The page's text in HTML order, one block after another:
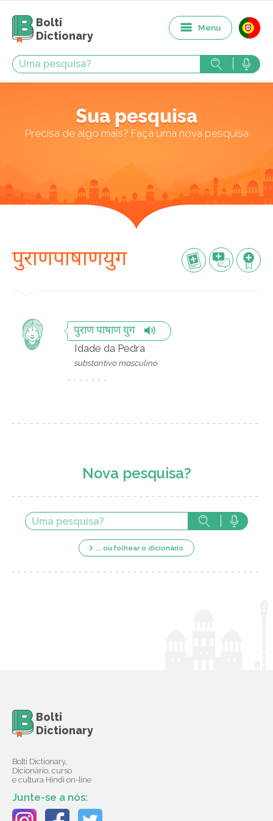
Bolti
Dictionary
Menu
Sua pesquisa
Precisa de algo mais? Faça uma nova pesquisa
पुराणपाषाणयुग
पुराण पाषाण युग
Idade da Pedra
substantivo masculino
Nova pesquisa?
... ou folhear o dicionário
Bolti
Dictionary
Bolti Dictionary,
Dicionário, curso
e cultura Hindi on-line
Junte-se a nós: